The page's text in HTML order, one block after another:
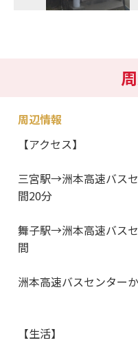
周辺情報
【アクセス】
三宮駅→洲本高速バス
間20分
舞子駅→洲本高速バス
間
洲本高速バスセンター
【生活】